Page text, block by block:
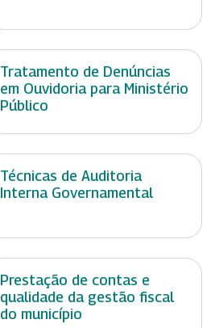
Tratamento de Denúncias
em Ouvidoria para Ministério
Público
Técnicas de Auditoria
Interna Governamental
Prestação de contas e
qualidade da gestão fiscal
do município